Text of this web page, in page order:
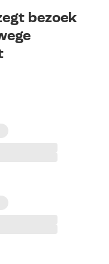
bezoek